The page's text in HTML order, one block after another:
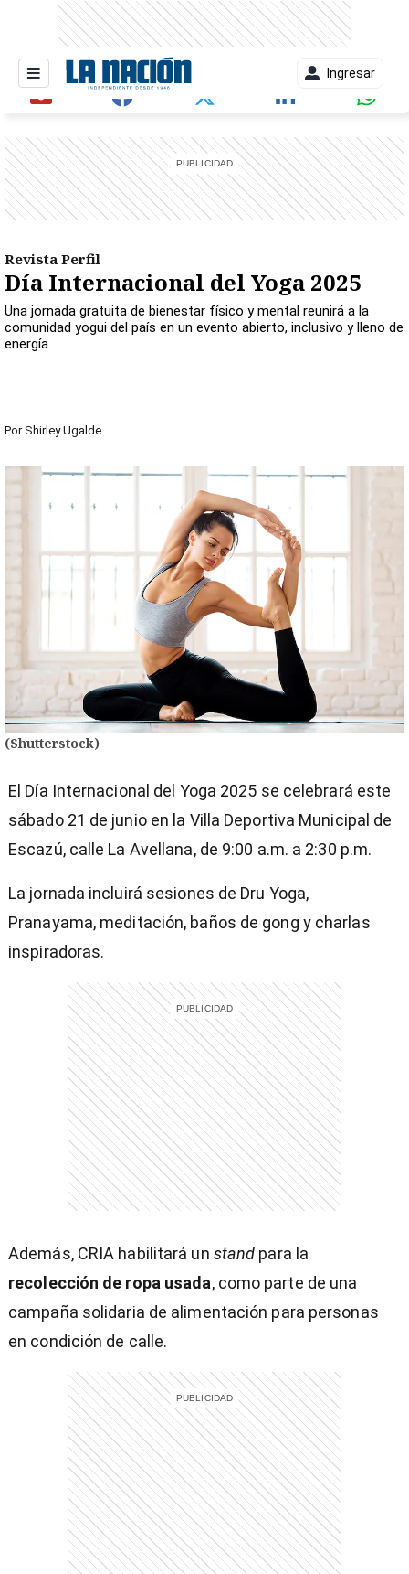
Ingresar
Revista Perfil
Día Internacional del Yoga 2025
Una jornada gratuita de bienestar físico y mental reunirá a la
comunidad yogui del país en un evento abierto, inclusivo y lleno de
energía.
Por Shirley Ugalde
(Shutterstock)
El Día Internacional del Yoga 2025 se celebrará este
sábado 21 de junio en la Villa Deportiva Municipal de
Escazú, calle La Avellana, de 9:00 a.m. a 2:30 p.m.
La jornada incluirá sesiones de Dru Yoga,
Pranayama, meditación, baños de gong y charlas
inspiradoras.
Además, CRIA habilitará un stand para la
recolección de ropa usada, como parte de una
campaña solidaria de alimentación para personas
en condición de calle.